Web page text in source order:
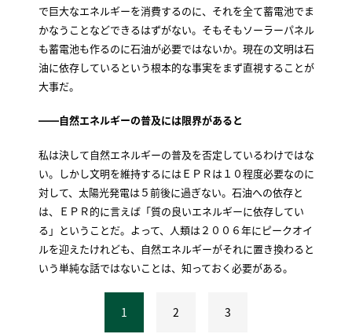
で巨大なエネルギーを消費するのに、それを全て蓄電池でま
かなうことなどできるはずがない。そもそもソーラーパネル
も蓄電池も作るのに石油が必要ではないか。現在の文明は石
油に依存しているという根本的な事実をまず直視することが
大事だ。
――自然エネルギーの普及には限界があると
私は決して自然エネルギーの普及を否定しているわけではな
い。しかし文明を維持するにはＥＰＲは１０程度必要なのに
対して、太陽光発電は５前後に過ぎない。石油への依存と
は、ＥＰＲ的に言えば「質の良いエネルギーに依存してい
る」ということだ。よって、人類は２００６年にピークオイ
ルを迎えたけれども、自然エネルギーがそれに置き換わると
いう単純な話ではないことは、知っておく必要がある。
1 2 3